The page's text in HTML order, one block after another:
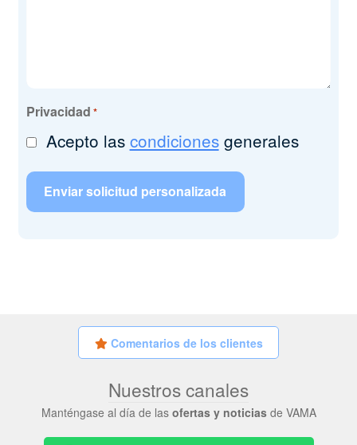
Privacidad *
Acepto las condicionesgenerales
Comentarios de los clientes
Nuestros canales
Manténgase al día de las ofertas y noticiasde VAMA